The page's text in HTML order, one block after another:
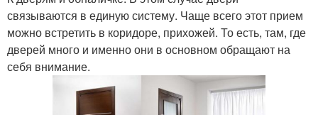
связываются в единую систему. Чаще всего этот прием
можно встретить в коридоре, прихожей. То есть, там, где
дверей много и именно они в основном обращают на
себя внимание.